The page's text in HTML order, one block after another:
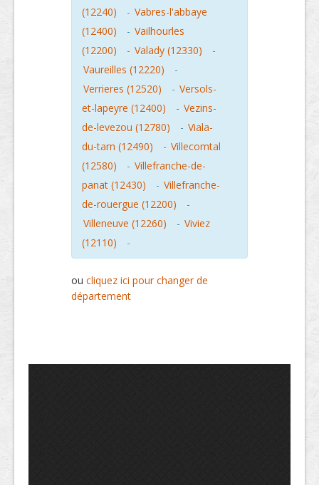
(12240)
- Vabres-l'abbaye
(12400)
- Vailhourles
(12200)
- Valady (12330)
-
Vaureilles (12220)
-
Verrieres (12520)
- Versols-
et-lapeyre (12400)
- Vezins-
de-levezou (12780)
- Viala-
du-tarn (12490)
- Villecomtal
(12580)
- Villefranche-de-
panat (12430)
- Villefranche-
de-rouergue (12200)
-
Villeneuve (12260)
- Viviez
(12110)
-
ou cliquez ici pour changer de
département